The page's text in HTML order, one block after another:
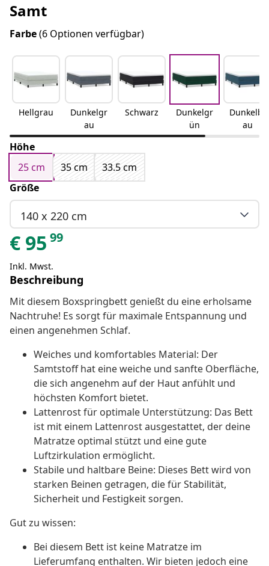
Samt
Farbe(6 Optionen verfügbar)
Hellgrau
Dunkelgr
au
Schwarz
Dunkelgr
ün
Dunkelbl
au
Höhe
25 cm
35 cm
33.5 cm
Größe
140 x 220 cm
€ 95 99
Inkl. Mwst.
Beschreibung
Mit diesem Boxspringbett genießt du eine erholsame
Nachtruhe! Es sorgt für maximale Entspannung und
einen angenehmen Schlaf.
Weiches und komfortables Material: Der
Samtstoff hat eine weiche und sanfte Oberfläche,
die sich angenehm auf der Haut anfühlt und
höchsten Komfort bietet.
Lattenrost für optimale Unterstützung: Das Bett
ist mit einem Lattenrost ausgestattet, der deine
Matratze optimal stützt und eine gute
Luftzirkulation ermöglicht.
Stabile und haltbare Beine: Dieses Bett wird von
starken Beinen getragen, die für Stabilität,
Sicherheit und Festigkeit sorgen.
Gut zu wissen:
Bei diesem Bett ist keine Matratze im
Lieferumfang enthalten. Wir bieten jedoch eine